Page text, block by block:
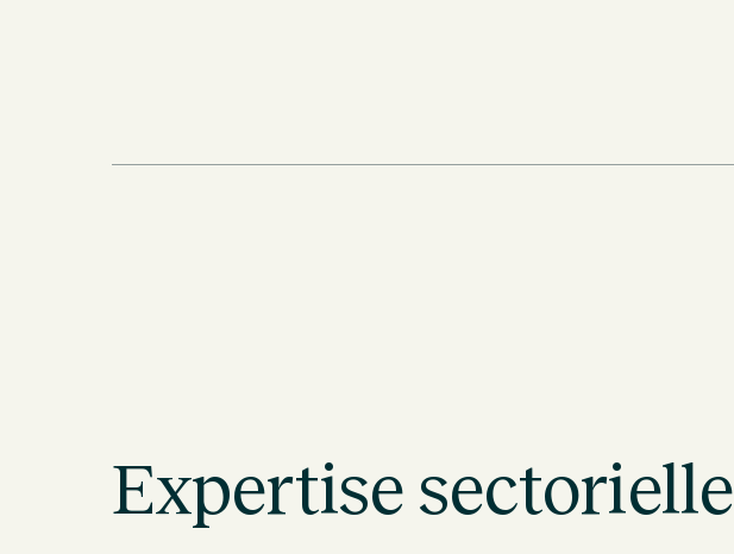
Expertise sectorielle